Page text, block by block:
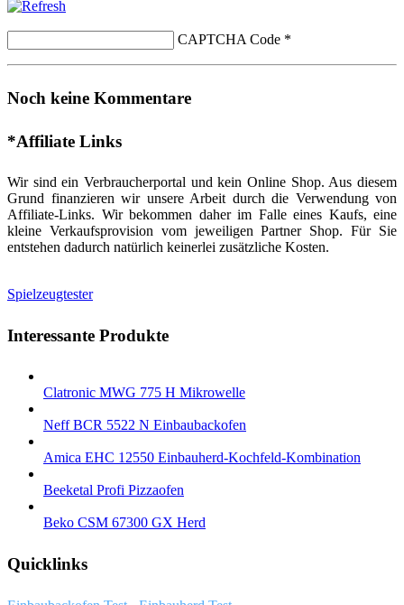
CAPTCHA Code *
Noch keine Kommentare
*Affiliate Links
Wir sind ein Verbraucherportal und kein Online Shop. Aus diesem
Grund finanzieren wir unsere Arbeit durch die Verwendung von
Affiliate-Links. Wir bekommen daher im Falle eines Kaufs, eine
kleine Verkaufsprovision vom jeweiligen Partner Shop. Für Sie
entstehen dadurch natürlich keinerlei zusätzliche Kosten.
Spielzeugtester
Interessante Produkte
Clatronic MWG 775 H Mikrowelle
Neff BCR 5522 N Einbaubackofen
Amica EHC 12550 Einbauherd-Kochfeld-Kombination
Beeketal Profi Pizzaofen
Beko CSM 67300 GX Herd
Quicklinks